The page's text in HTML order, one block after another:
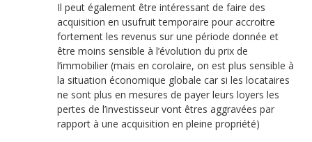
Il peut également être intéressant de faire des
acquisition en usufruit temporaire pour accroitre
fortement les revenus sur une période donnée et
être moins sensible à l’évolution du prix de
l’immobilier (mais en corolaire, on est plus sensible à
la situation économique globale car si les locataires
ne sont plus en mesures de payer leurs loyers les
pertes de l’investisseur vont êtres aggravées par
rapport à une acquisition en pleine propriété)